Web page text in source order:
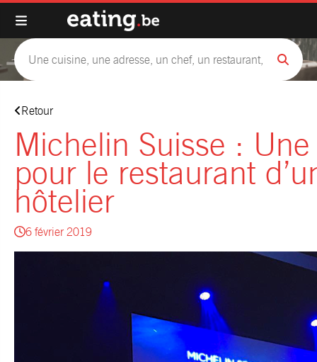
Retour
Michelin Suisse :
pour le restaurant
hôtelier
6 février 2019